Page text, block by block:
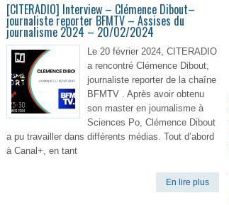
[CITERADIO] Interview – Clémence Dibout–
journaliste reporter BFMTV – Assises du
journalisme 2024 – 20/02/2024
Le 20 février 2024, CITERADIO
a rencontré Clémence Dibout,
journaliste reporter de la chaîne
BFMTV . Après avoir obtenu
son master en journalisme à
Sciences Po, Clémence Dibout
a pu travailler dans différents médias. Tout d’abord
à Canal+, en tant
En lire plus